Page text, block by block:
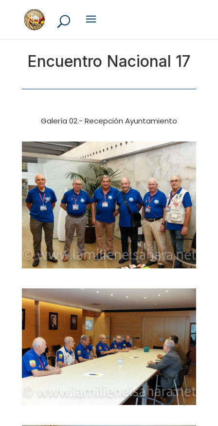
Encuentro Nacional 17
Galería 02.- Recepción Ayuntamiento